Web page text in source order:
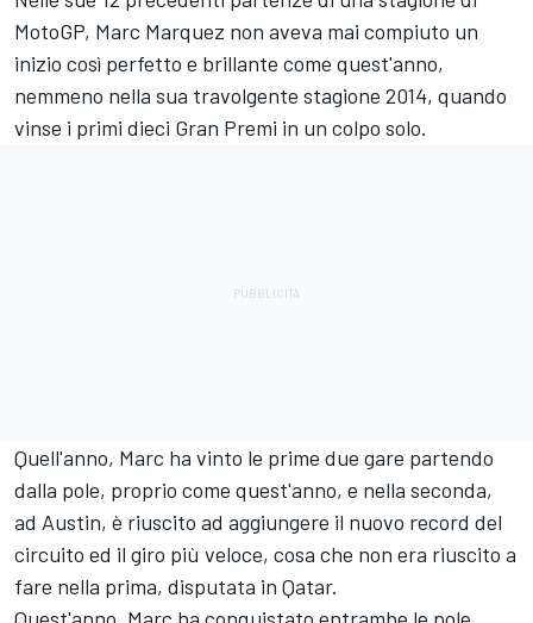
MotoGP, Marc Marquez non aveva mai compiuto un
inizio così perfetto e brillante come quest'anno,
nemmeno nella sua travolgente stagione 2014, quando
vinse i primi dieci Gran Premi in un colpo solo.
Quell'anno, Marc ha vinto le prime due gare partendo
dalla pole, proprio come quest'anno, e nella seconda,
ad Austin, è riuscito ad aggiungere il nuovo record del
circuito ed il giro più veloce, cosa che non era riuscito a
fare nella prima, disputata in Qatar.